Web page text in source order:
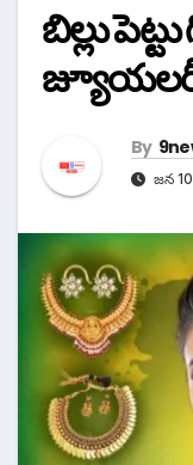
బిల్లు
By
జన